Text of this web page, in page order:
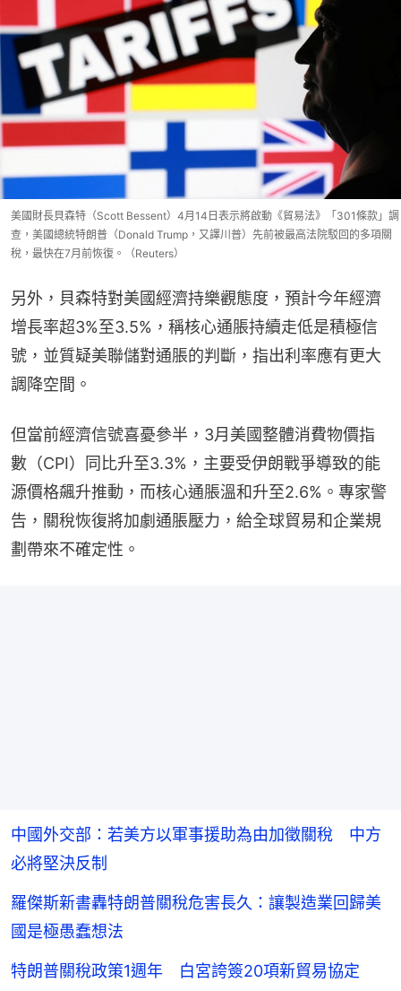
美國財長貝森特（Scott Bessent）4月14日表示將啟動《貿易法》「301條款」調
查，美國總統特朗普（Donald Trump，又譯川普）先前被最高法院駁回的多項關
稅，最快在7月前恢復。（Reuters）
另外，貝森特對美國經濟持樂觀態度，預計今年經濟
增長率超3%至3.5%，稱核心通脹持續走低是積極信
號，並質疑美聯儲對通脹的判斷，指出利率應有更大
調降空間。
但當前經濟信號喜憂參半，3月美國整體消費物價指
數（CPI）同比升至3.3%，主要受伊朗戰爭導致的能
源價格飆升推動，而核心通脹溫和升至2.6%。專家警
告，關稅恢復將加劇通脹壓力，給全球貿易和企業規
劃帶來不確定性。
中國外交部：若美方以軍事援助為由加徵關稅 中方
必將堅決反制
羅傑斯新書轟特朗普關稅危害長久：讓製造業回歸美
國是極愚蠢想法
特朗普關稅政策1週年 白宮誇簽20項新貿易協定